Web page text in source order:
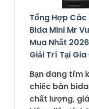
Tổng Hợp Các
Bida Mini Mr
Mua Nhất
Giải Trí Tại
Bạn đang tìm
chiếc bàn
chất lượng,